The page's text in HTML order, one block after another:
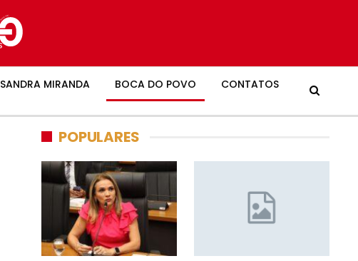
SANDRA MIRANDA BOCA DO POVO CONTATOS
POPULARES